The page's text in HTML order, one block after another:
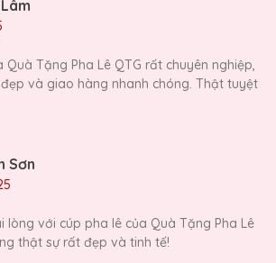
Quà Tặng Pha Lê QTG rất chuyên nghiệp,
và giao hàng nhanh chóng. Thật tuyệt
Sơn
lòng với cúp pha lê của Quà Tặng Pha Lê
thật sự rất đẹp và tinh tế!